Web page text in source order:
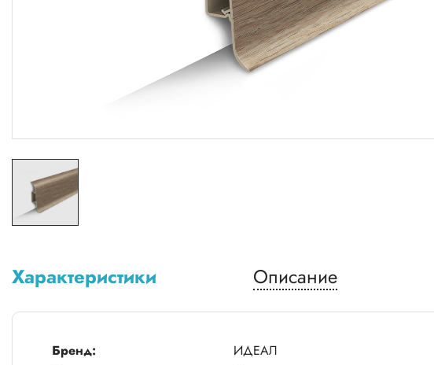
Характеристики Описание
Бренд:
ИДЕАЛ